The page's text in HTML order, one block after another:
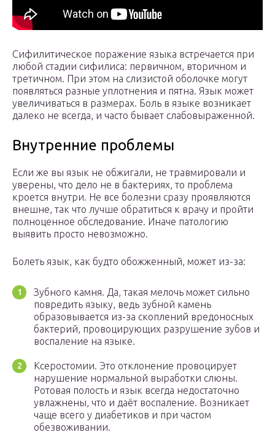
Сифилитическое поражение языка встречается при
любой стадии сифилиса: первичном, вторичном и
третичном. При этом на слизистой оболочке могут
появляться разные уплотнения и пятна. Язык может
увеличиваться в размерах. Боль в языке возникает
далеко не всегда, и часто бывает слабовыраженной.
Внутренние проблемы
Если же вы язык не обжигали, не травмировали и
уверены, что дело не в бактериях, то проблема
кроется внутри. Не все болезни сразу проявляются
внешне, так что лучше обратиться к врачу и пройти
полноценное обследование. Иначе патологию
выявить просто невозможно.
Болеть язык, как будто обожженный, может из-за:
Зубного камня. Да, такая мелочь может сильно
повредить языку, ведь зубной камень
образовывается из-за скоплений вредоносных
бактерий, провоцирующих разрушение зубов и
воспаление на языке.
Ксеростомии. Это отклонение провоцирует
нарушение нормальной выработки слюны.
Ротовая полость и язык всегда недостаточно
увлажнены, что и даёт воспаление. Возникает
чаще всего у диабетиков и при частом
обезвоживании.